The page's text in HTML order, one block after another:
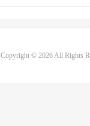
Copyright © 2026 All Rights